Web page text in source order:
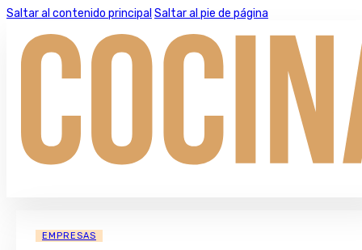
Saltar al contenido principal Saltar al pie de página
EMPRESAS